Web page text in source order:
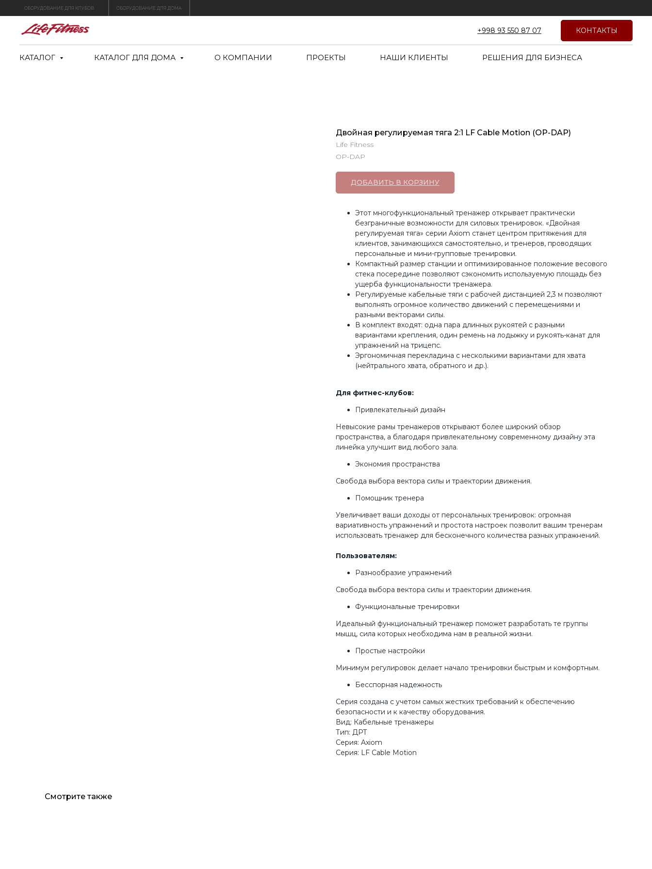
ОБОРУДОВАНИЕ ДЛЯ КЛУБОВ ОБОРУДОВАНИЕ ДЛЯ ДОМА
+998 93 550 87 07 КОНТАКТЫ
КАТАЛОГ КАТАЛОГ ДЛЯ ДОМА О КОМПАНИИ ПРОЕКТЫ НАШИ КЛИЕНТЫ РЕШЕНИЯ ДЛЯ БИЗНЕСА
Двойная регулируемая тяга 2:1 LF Cable Motion (OP-DAP)
Life Fitness
OP-DAP
ДОБАВИТЬ В КОРЗИНУ
Этот многофункциональный тренажер открывает практически
безграничные возможности для силовых тренировок. «Двойная
регулируемая тяга» серии Axiom станет центром притяжения для
клиентов, занимающихся самостоятельно, и тренеров, проводящих
персональные и мини-групповые тренировки.
Компактный размер станции и оптимизированное положение весового
стека посередине позволяют сэкономить используемую площадь без
ущерба функциональности тренажера.
Регулируемые кабельные тяги с рабочей дистанцией 2,3 м позволяют
выполнять огромное количество движений с перемещениями и
разными векторами силы.
В комплект входят: одна пара длинных рукоятей с разными
вариантами крепления, один ремень на лодыжку и рукоять-канат для
упражнений на трицепс.
Эргономичная перекладина с несколькими вариантами для хвата
(нейтрального хвата, обратного и др.).
Для фитнес-клубов:
Привлекательный дизайн
Невысокие рамы тренажеров открывают более широкий обзор
пространства, а благодаря привлекательному современному дизайну эта
линейка улучшит вид любого зала.
Экономия пространства
Свобода выбора вектора силы и траектории движения.
Помощник тренера
Увеличивает ваши доходы от персональных тренировок: огромная
вариативность упражнений и простота настроек позволит вашим тренерам
использовать тренажер для бесконечного количества разных упражнений.
Пользователям:
Разнообразие упражнений
Свобода выбора вектора силы и траектории движения.
Функциональные тренировки
Идеальный функциональный тренажер поможет разработать те группы
мышц, сила которых необходима нам в реальной жизни.
Простые настройки
Минимум регулировок делает начало тренировки быстрым и комфортным.
Бесспорная надежность
Серия создана с учетом самых жестких требований к обеспечению
безопасности и к качеству оборудования.
Вид: Кабельные тренажеры
Тип: ДРТ
Серия: Axiom
Серия: LF Cable Motion
Смотрите также